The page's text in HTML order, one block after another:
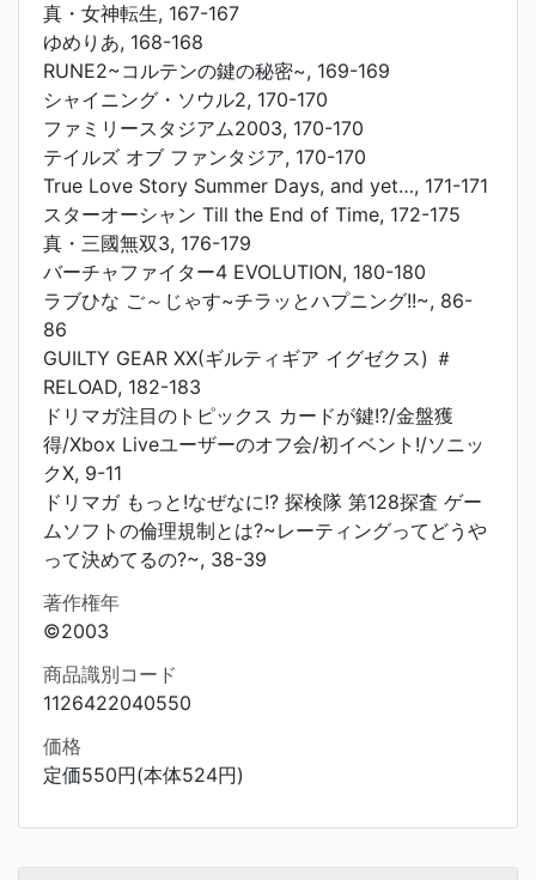
真・女神転生, 167-167
ゆめりあ, 168-168
RUNE2~コルテンの鍵の秘密~, 169-169
シャイニング・ソウル2, 170-170
ファミリースタジアム2003, 170-170
テイルズ オブ ファンタジア, 170-170
True Love Story Summer Days, and yet…, 171-171
スターオーシャン Till the End of Time, 172-175
真・三國無双3, 176-179
バーチャファイター4 EVOLUTION, 180-180
ラブひな ご～じゃす~チラッとハプニング!!~, 86-
86
GUILTY GEAR XX(ギルティギア イグゼクス) ＃
RELOAD, 182-183
ドリマガ注目のトピックス カードが鍵!?/金盤獲
得/Xbox Liveユーザーのオフ会/初イベント!/ソニッ
クX, 9-11
ドリマガ もっと!なぜなに!? 探検隊 第128探査 ゲー
ムソフトの倫理規制とは?~レーティングってどうや
って決めてるの?~, 38-39
著作権年
©2003
商品識別コード
1126422040550
価格
定価550円(本体524円)